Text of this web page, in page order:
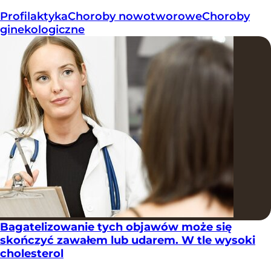
ProfilaktykaChoroby nowotworoweChoroby
ginekologiczne
Bagatelizowanie tych objawów może się
skończyć zawałem lub udarem. W tle wysoki
cholesterol